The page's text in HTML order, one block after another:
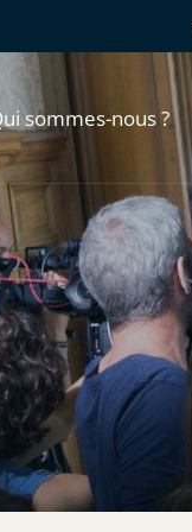
sommes-nous ?